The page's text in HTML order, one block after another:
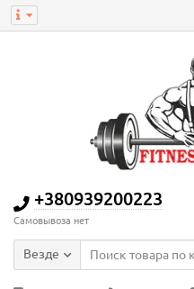
+380939200223
Самовывоза нет
Везде